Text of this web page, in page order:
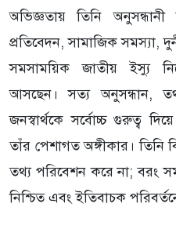
অভিজ্ঞতায় তিনি অনুসন্ধানী
প্রতিবেদন, সামাজিক সমস্যা,
সমসাময়িক জাতীয় ইস্যু
আসছেন। সত্য অনুসন্ধান,
জনস্বার্থকে সর্বোচ্চ গুরুত্ব
তাঁর পেশাগত অঙ্গীকার।
তথ্য পরিবেশন করে না; বরং
নিশ্চিত এবং ইতিবাচক